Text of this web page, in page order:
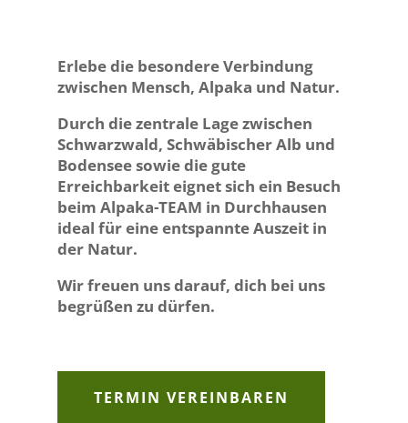
Erlebe die besondere Verbindung
zwischen Mensch, Alpaka und Natur.
Durch die zentrale Lage zwischen
Schwarzwald, Schwäbischer Alb und
Bodensee sowie die gute
Erreichbarkeit eignet sich ein Besuch
beim Alpaka-TEAM in Durchhausen
ideal für eine entspannte Auszeit in
der Natur.
Wir freuen uns darauf, dich bei uns
begrüßen zu dürfen.
TERMIN VEREINBAREN